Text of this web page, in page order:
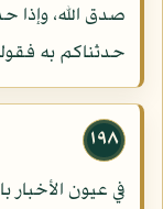
صدق الله،
حدثناكم به
١٩٨
في عيون